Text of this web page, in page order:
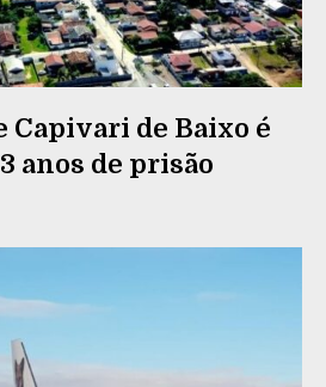
Capivari de Baixo é
anos de prisão